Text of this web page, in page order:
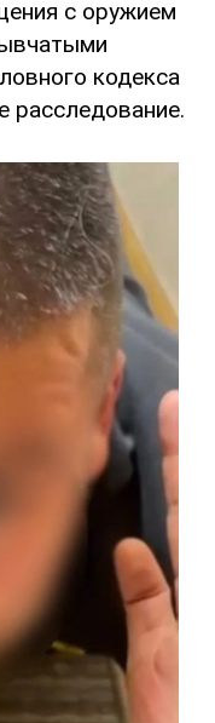
с оружием
кодекса
расследование.